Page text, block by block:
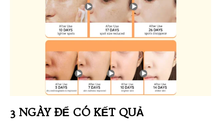
3 NGÀY ĐỂ CÓ KẾT QUẢ